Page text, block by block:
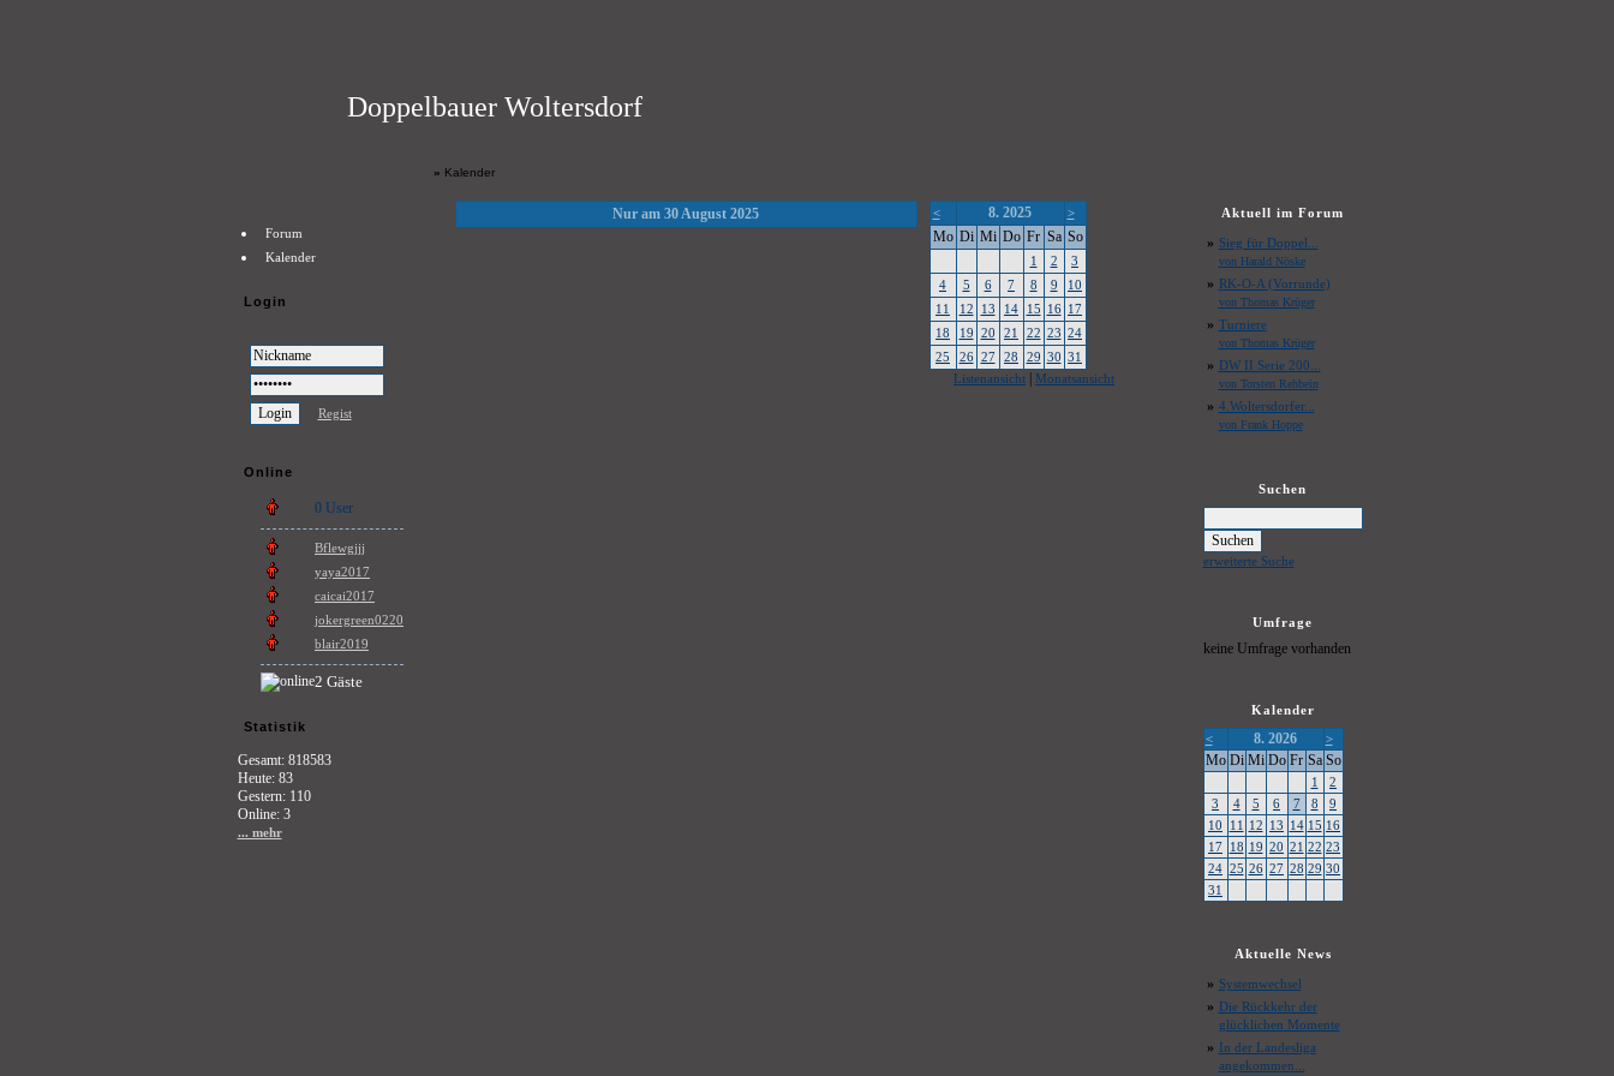
Doppelbauer Woltersdorf
» Kalender
Forum
Kalender
Login
Regist
Online
0 User
Bflewgjjj
yaya2017
caicai2017
jokergreen0220
blair2019
2 Gäste
Statistik
Gesamt: 818583
Heute: 83
Gestern: 110
Online: 3
... mehr
Nur am 30 August 2025 < 8. 2025 >
Mo Di Mi Do Fr Sa So
1 2
3
4
5 6 7 8 9
10
11
12 13 14 15 16 17
18
19 20 21 22 23 24
25
26 27 28 29 30 31
Listenansicht
Monatsansicht
Aktuell im Forum
» Sieg für Doppel...
von Harald Nöske
» RK-O-A (Vorrunde)
von Thomas Krüger
» Turniere
von Thomas Krüger
» DW II Serie 200...
von Torsten Rehbein
» 4.Woltersdorfer...
von Frank Hoppe
Suchen
erweiterte Suche
Umfrage
keine Umfrage vorhanden
Kalender
<
8. 2026 >
Mo Di Mi Do Fr Sa So
1
2
3
4 5 6 7 8
9
10
11 12 13 14 15 16
17 18 19 20 21 22 23
24 25 26 27 28 29 30
31
Aktuelle News
» Systemwechsel
» Die Rückkehr der
glücklichen Momente
» In der Landesliga
angekommen...